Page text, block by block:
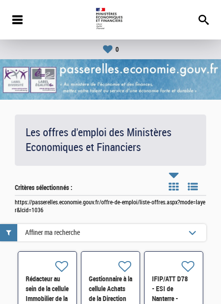
0
Les offres d'emploi des Ministères
Economiques et Financiers
Critères sélectionnés :
https://passerelles.economie.gouv.fr/offre-de-emploi/liste-offres.aspx?mode=laye
r&lcid=1036
Rédacteur au
sein de la cellule
Immobilier de la
Gestionnaire à la
cellule Achats
de la Direction
IFIP/ATT D78
- ESI de
Nanterre -
Affiner ma recherche